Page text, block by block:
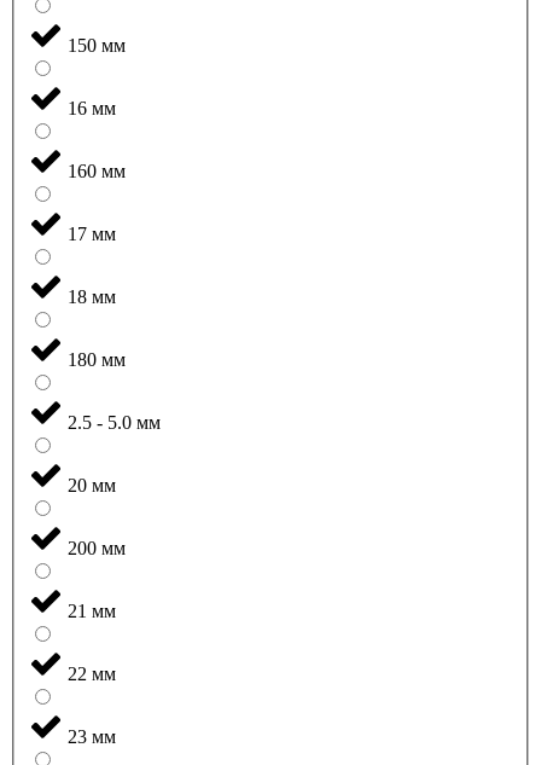
150 мм
16 мм
160 мм
17 мм
18 мм
180 мм
2.5 - 5.0 мм
20 мм
200 мм
21 мм
22 мм
23 мм